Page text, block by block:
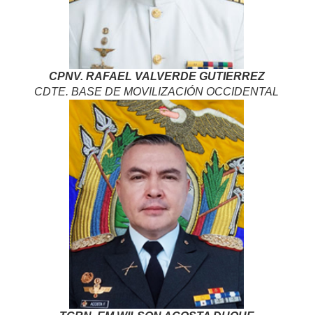
CPNV. RAFAEL VALVERDE GUTIERREZ
CDTE. BASE DE MOVILIZACIÓN OCCIDENTAL